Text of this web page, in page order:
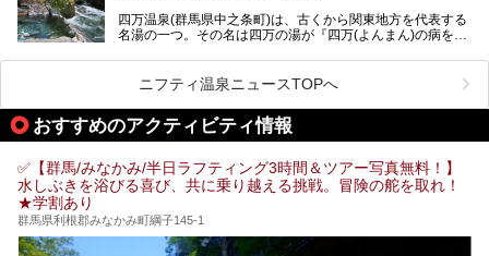
肌湯をはじめ、館内の魅力をたっぷりとご紹介します！
四万温泉(群馬県中之条町)は、古くから関東地方を代表する
名湯の一つ。その名は四万の湯が『四万(よんまん)の病を癒
観光客で賑わう人気温泉地です。
「中生館」は四万温泉最奥に位置し、秘境感漂う老舗宿。泉
質の良さ(特に美人湯効果)に定評があり、知る人ぞ知る穴場
的存在です。今回は筆者自ら宿泊し、自慢の温泉をはじめ食
事・客室・共有スペースなど、宿の全貌を徹底紹介します。
ニフティ温泉ニュースTOPへ
おすすめのアクティビティ情報
✅【群馬/みなかみ/半日ラフティング3時間＆ツアー写真無料！】
水しぶきを浴びる喜び、共に乗り越える挑戦。冒険の舵を取れ！
★学割あり
群馬県利根郡みなかみ町綱子145-1